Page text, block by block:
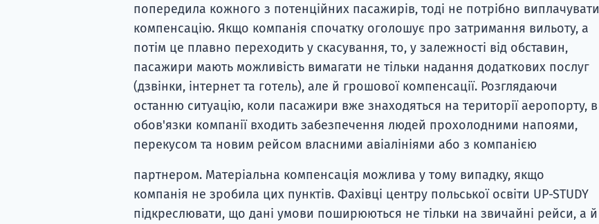
попередила кожного з потенційних пасажирів, тоді не потрібно виплачувати
компенсацію. Якщо компанія спочатку оголошує про затримання вильоту, а
потім це плавно переходить у скасування, то, у залежності від обставин,
пасажири мають можливість вимагати не тільки надання додаткових послуг
(дзвінки, інтернет та готель), але й грошової компенсації. Розглядаючи
останню ситуацію, коли пасажири вже знаходяться на території аеропорту, в
обов'язки компанії входить забезпечення людей прохолодними напоями,
перекусом та новим рейсом власними авіалініями або з компанією
партнером. Матеріальна компенсація можлива у тому випадку, якщо
компанія не зробила цих пунктів. Фахівці центру польської освіти UP-STUDY
підкреслювати, що дані умови поширюються не тільки на звичайні рейси, а й